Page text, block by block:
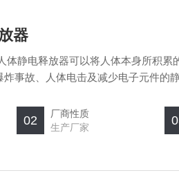
器
体静电释放器可以将人体本身所积累
事故、人体电击及减少电子元件的
02
厂商性质
生产厂家